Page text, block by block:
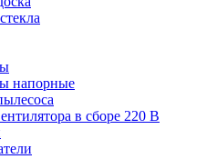
напорные
в сборе 220 В